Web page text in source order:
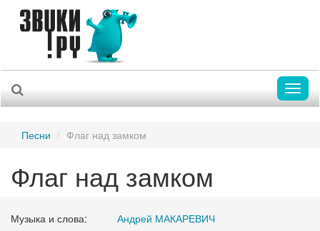
Песни Флаг над замком
Флаг над замком
Музыка и слова: Андрей МАКАРЕВИЧ